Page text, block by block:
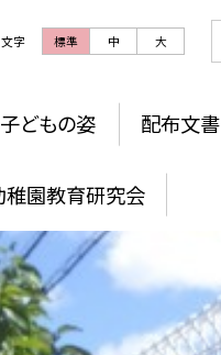
文字 標準 中 大
子どもの姿 配布文書
稚園教育研究会